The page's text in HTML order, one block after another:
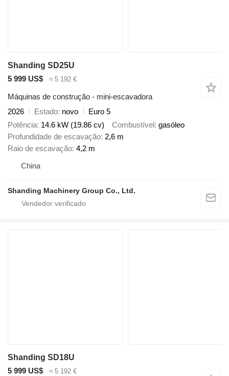
Shanding SD25U
5 999 US$
≈ 5 192 €
Máquinas de construção - mini-escavadora
2026
Estado novo
Euro 5
Potência 14.6 kW (19.86 cv) Combustível gasóleo
Profundidade de escavação 2,6 m
Raio de escavação 4,2 m
China
Shanding Machinery Group Co., Ltd.
Shanding SD18U
5 999 US$
≈ 5 192 €